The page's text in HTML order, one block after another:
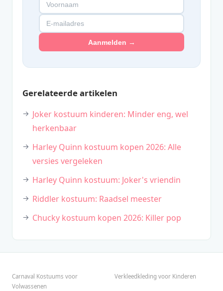
Aanmelden →
Gerelateerde artikelen
Joker kostuum kinderen: Minder eng, wel
herkenbaar
Harley Quinn kostuum kopen 2026: Alle
versies vergeleken
Harley Quinn kostuum: Joker's vriendin
Riddler kostuum: Raadsel meester
Chucky kostuum kopen 2026: Killer pop
Carnaval Kostuums voor
Volwassenen
Verkleedkleding voor Kinderen